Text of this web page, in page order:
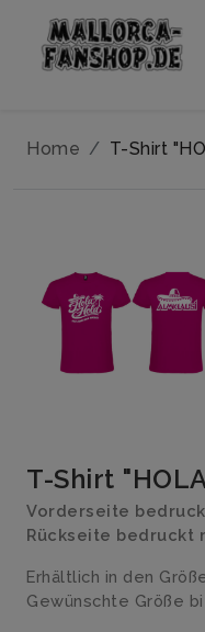
Home T-Shirt
T-Shirt
Vorderseite
Rückseite bedruckt
Erhältlich in den
Gewünschte Größe